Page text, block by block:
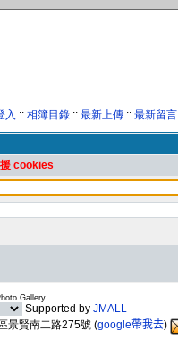
入 :: 相簿目錄 :: 最新上傳 :: 最新留言
cookies
Gallery
Supported by JMALL
景賢南二路275號(google帶我去)